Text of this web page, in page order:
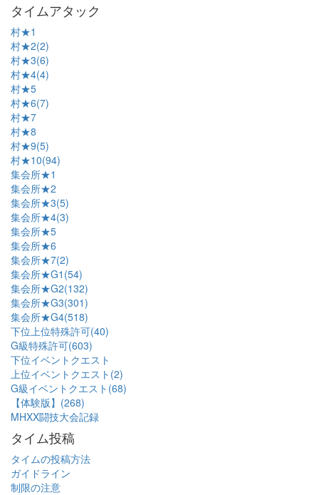
タイムアタック
村★1
村★2(2)
村★3(6)
村★4(4)
村★5
村★6(7)
村★7
村★8
村★9(5)
村★10(94)
集会所★1
集会所★2
集会所★3(5)
集会所★4(3)
集会所★5
集会所★6
集会所★7(2)
集会所★G1(54)
集会所★G2(132)
集会所★G3(301)
集会所★G4(518)
下位上位特殊許可(40)
G級特殊許可(603)
下位イベントクエスト
上位イベントクエスト(2)
G級イベントクエスト(68)
【体験版】(268)
MHXX闘技大会記録
タイム投稿
タイムの投稿方法
ガイドライン
制限の注意